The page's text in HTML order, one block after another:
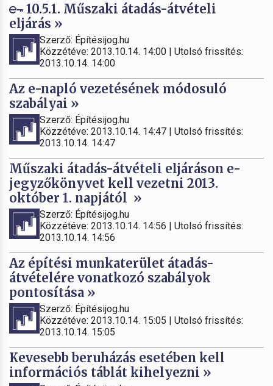
10.5.1. Műszaki átadás-átvételi
eljárás »
Szerző: Építésijog.hu
Közzétéve: 2013.10.14. 14:00 | Utolsó frissítés:
2013.10.14. 14:00
Az e-napló vezetésének módosuló
szabályai »
Szerző: Építésijog.hu
Közzétéve: 2013.10.14. 14:47 | Utolsó frissítés:
2013.10.14. 14:47
Műszaki átadás-átvételi eljáráson e-
jegyzőkönyvet kell vezetni 2013.
október 1. napjától »
Szerző: Építésijog.hu
Közzétéve: 2013.10.14. 14:56 | Utolsó frissítés:
2013.10.14. 14:56
Az építési munkaterület átadás-
átvételére vonatkozó szabályok
pontosítása »
Szerző: Építésijog.hu
Közzétéve: 2013.10.14. 15:05 | Utolsó frissítés:
2013.10.14. 15:05
Kevesebb beruházás esetében kell
információs táblát kihelyezni »